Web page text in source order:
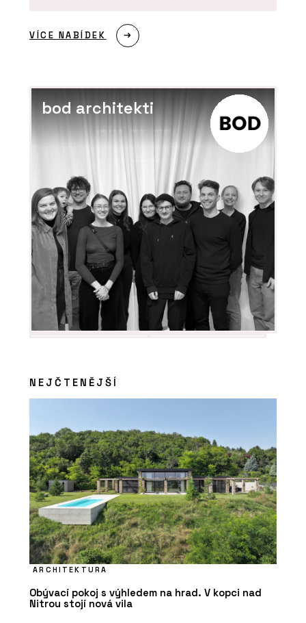
VÍCE NABÍDEK
bod architekti
NEJČTENĚJŠÍ
ARCHITEKTURA
Obývací pokoj s výhledem na hrad. V kopci nad
Nitrou stojí nová vila